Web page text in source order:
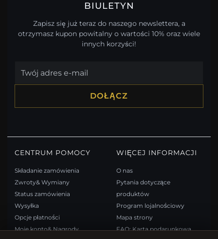
BIULETYN
Zapisz się już teraz do naszego newslettera, a
otrzymasz kupon powitalny o wartości 10% oraz wiele
innych korzyści!
DOŁĄCZ
CENTRUM POMOCY
Składanie zamówienia
Zwroty& Wymiany
Status zamówienia
Wysyłka
Opcje płatności
Moje konto& Nagrody
WIĘCEJ INFORMACJI
O nas
Pytania dotyczące
produktów
Program lojalnościowy
Mapa strony
FAQ: Karta podarunkowa